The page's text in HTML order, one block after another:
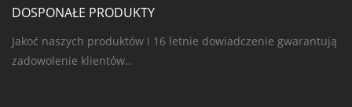
DOSPONAŁE PRODUKTY
Jakoć naszych produktów i 16 letnie dowiadczenie gwarantują
zadowolenie klientów..